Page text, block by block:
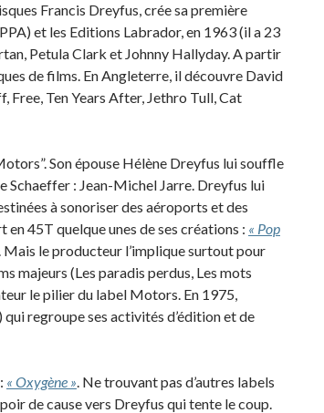
Francis Dreyfus, crée sa première
et les Editions Labrador, en 1963 (il a 23
Petula Clark et Johnny Hallyday. A partir
de films. En Angleterre, il découvre David
Free, Ten Years After, Jethro Tull, Cat
Son épouse Hélène Dreyfus lui souffle
Schaeffer : Jean-Michel Jarre. Dreyfus lui
à sonoriser des aéroports et des
en 45T quelque unes de ses créations : « Pop
Mais le producteur l’implique surtout pour
majeurs (Les paradis perdus, Les mots
le pilier du label Motors. En 1975,
regroupe ses activités d’édition et de
« Oxygène ». Ne trouvant pas d’autres labels
de cause vers Dreyfus qui tente le coup.